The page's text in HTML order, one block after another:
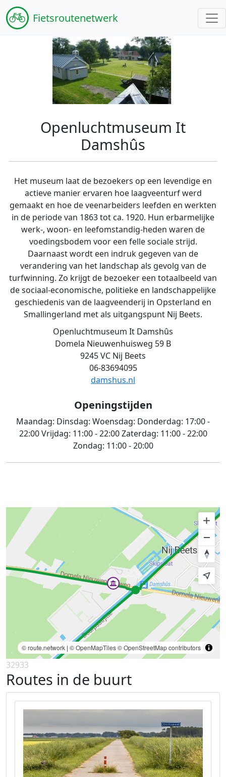
Fietsroutenetwerk
Openluchtmuseum It
Damshûs
Het museum laat de bezoekers op een levendige en
actieve manier ervaren hoe laagveenturf werd
gemaakt en hoe de veenarbeiders leefden en werkten
in de periode van 1863 tot ca. 1920. Hun erbarmelijke
werk-, woon- en leefomstandig-heden waren de
voedingsbodem voor een felle sociale strijd.
Daarnaast wordt een indruk gegeven van de
verandering van het landschap als gevolg van de
turfwinning. Zo krijgt de bezoeker een totaalbeeld van
de sociaal-economische, politieke en landschappelijke
geschiedenis van de laagveenderij in Opsterland en
Smallingerland met als uitgangspunt Nij Beets.
Openluchtmuseum It Damshûs
Domela Nieuwenhuisweg 59 B
9245 VC Nij Beets
06-83694095
damshus.nl
Openingstijden
Maandag: Dinsdag: Woensdag: Donderdag: 17:00 -
22:00Vrijdag: 11:00 - 22:00Zaterdag: 11:00 - 22:00
Zondag: 11:00 - 20:00
© route.network | © OpenMapTiles© OpenStreetMap contributors
32933
Routes in de buurt